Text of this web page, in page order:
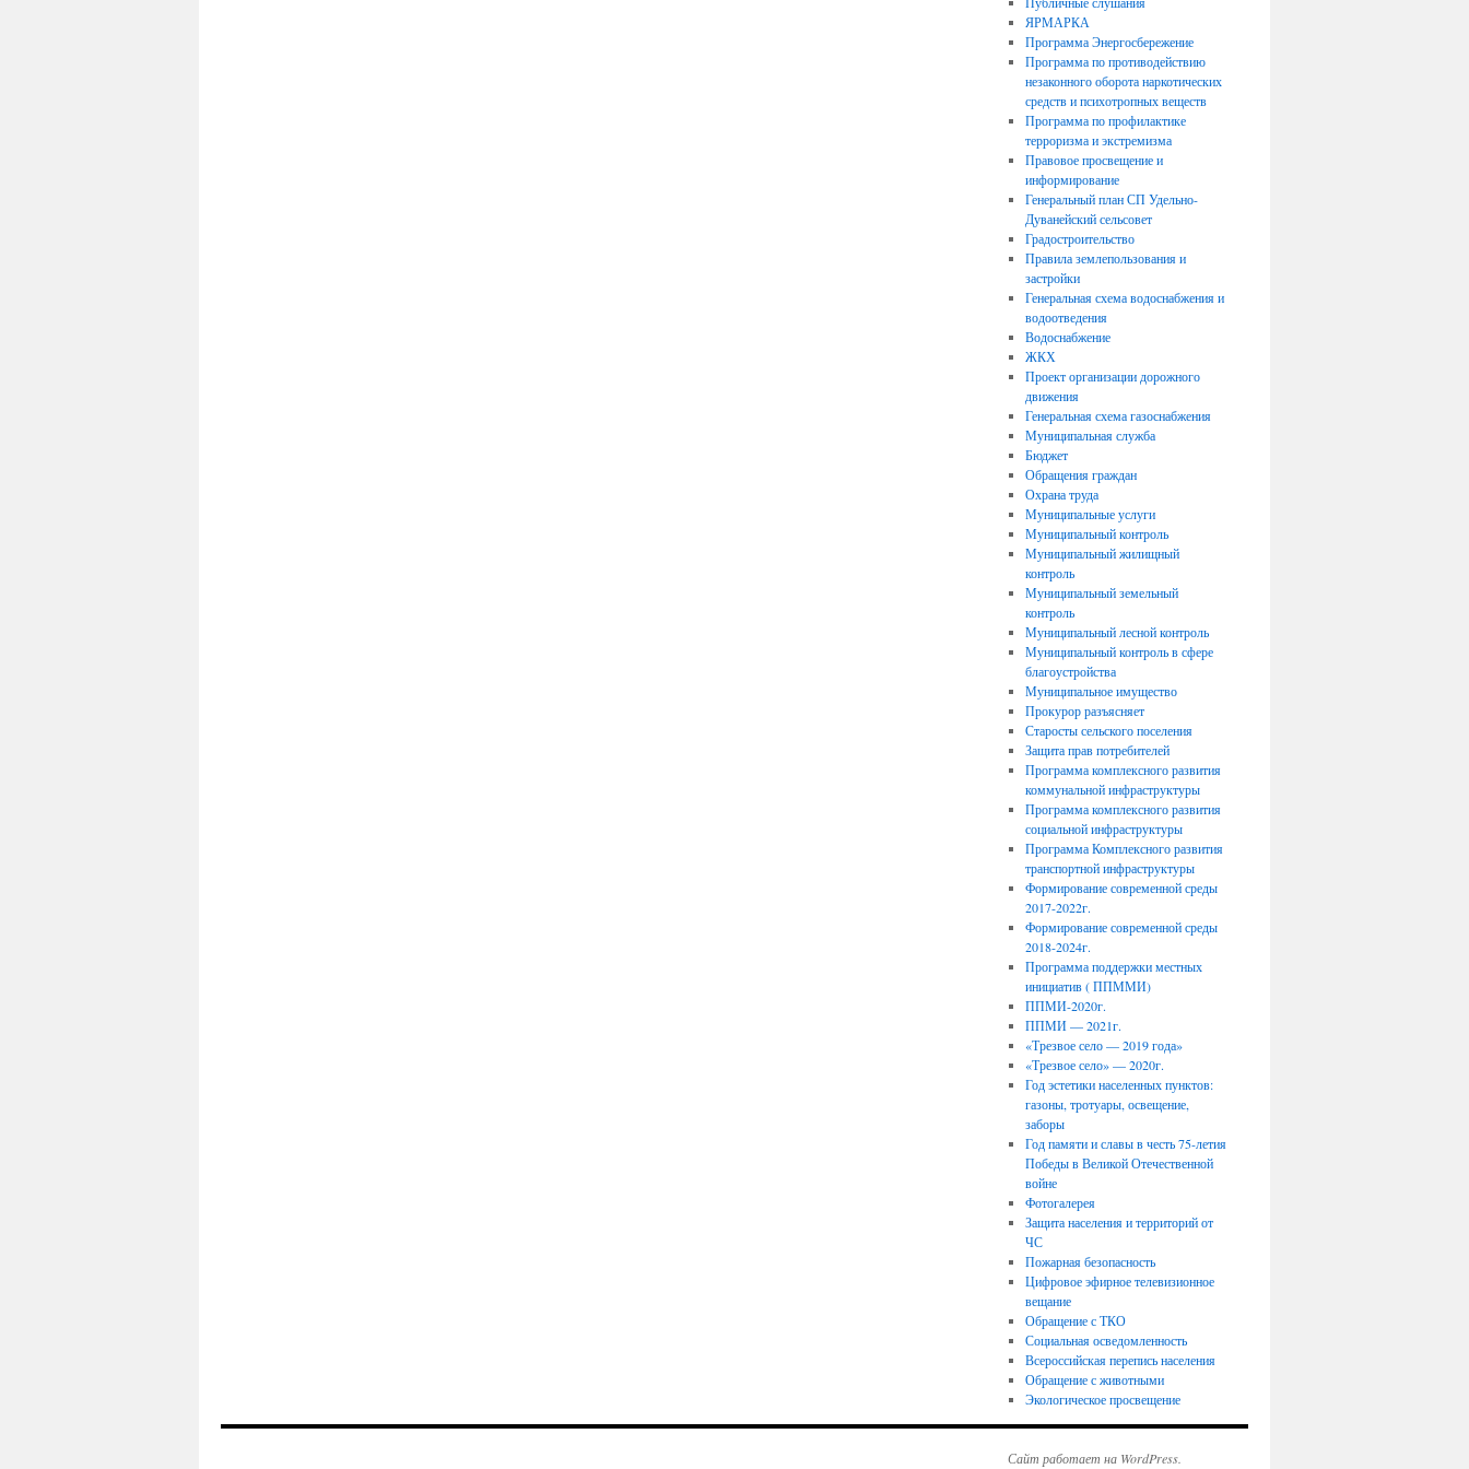
ЯРМАРКА
Программа Энергосбережение
Программа по противодействию
незаконного оборота наркотических
средств и психотропных веществ
Программа по профилактике
терроризма и экстремизма
Правовое просвещение и
информирование
Генеральный план СП Удельно-
Дуванейский сельсовет
Градостроительство
Правила землепользования и
застройки
Генеральная схема водоснабжения и
водоотведения
Водоснабжение
ЖКХ
Проект организации дорожного
движения
Генеральная схема газоснабжения
Муниципальная служба
Бюджет
Обращения граждан
Охрана труда
Муниципальные услуги
Муниципальный контроль
Муниципальный жилищный
контроль
Муниципальный земельный
контроль
Муниципальный лесной контроль
Муниципальный контроль в сфере
благоустройства
Муниципальное имущество
Прокурор разъясняет
Старосты сельского поселения
Защита прав потребителей
Программа комплексного развития
коммунальной инфраструктуры
Программа комплексного развития
социальной инфраструктуры
Программа Комплексного развития
транспортной инфраструктуры
Формирование современной среды
2017-2022г.
Формирование современной среды
2018-2024г.
Программа поддержки местных
инициатив ( ППММИ)
ППМИ-2020г.
ППМИ — 2021г.
«Трезвое село — 2019 года»
«Трезвое село» — 2020г.
Год эстетики населенных пунктов:
газоны, тротуары, освещение,
заборы
Год памяти и славы в честь 75-летия
Победы в Великой Отечественной
войне
Фотогалерея
Защита населения и территорий от
ЧС
Пожарная безопасность
Цифровое эфирное телевизионное
вещание
Обращение с ТКО
Социальная осведомленность
Всероссийская перепись населения
Обращение с животными
Экологическое просвещение
Сайт работает на WordPress.